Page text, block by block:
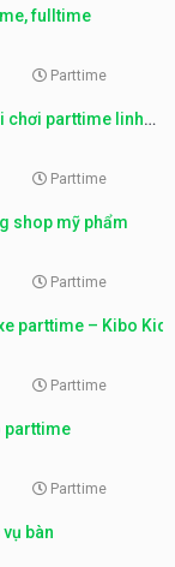
fulltime
Parttime
chơi parttime linh
Parttime
shop mỹ phẩm
Parttime
parttime – Kibo Kid
Parttime
parttime
Parttime
bàn